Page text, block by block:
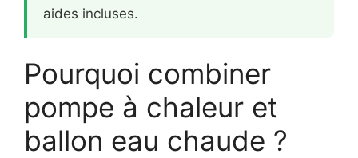
aides incluses.
Pourquoi combiner
pompe à chaleur et
ballon eau chaude ?